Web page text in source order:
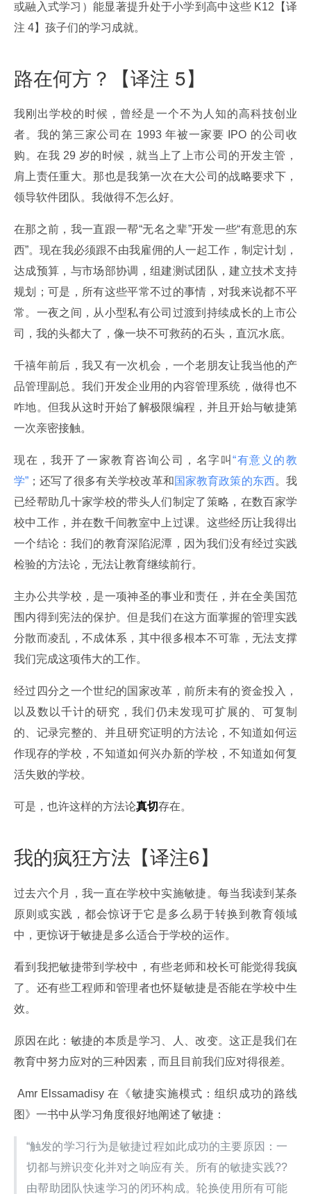
或融入式学习）能显著提升处于小学到高中这些 K12【译
注 4】孩子们的学习成就。
路在何方？【译注 5】
我刚出学校的时候，曾经是一个不为人知的高科技创业
者。我的第三家公司在 1993 年被一家要 IPO 的公司收
购。在我 29 岁的时候，就当上了上市公司的开发主管，
肩上责任重大。那也是我第一次在大公司的战略要求下，
领导软件团队。我做得不怎么好。
在那之前，我一直跟一帮“无名之辈”开发一些“有意思的东
西”。现在我必须跟不由我雇佣的人一起工作，制定计划，
达成预算，与市场部协调，组建测试团队，建立技术支持
规划；可是，所有这些平常不过的事情，对我来说都不平
常。一夜之间，从小型私有公司过渡到持续成长的上市公
司，我的头都大了，像一块不可救药的石头，直沉水底。
千禧年前后，我又有一次机会，一个老朋友让我当他的产
品管理副总。我们开发企业用的内容管理系统，做得也不
咋地。但我从这时开始了解极限编程，并且开始与敏捷第
一次亲密接触。
现在，我开了一家教育咨询公司，名字叫“有意义的教
学” ；还写了很多有关学校改革和国家教育政策的东西。我
已经帮助几十家学校的带头人们制定了策略，在数百家学
校中工作，并在数千间教室中上过课。这些经历让我得出
一个结论：我们的教育深陷泥潭，因为我们没有经过实践
检验的方法论，无法让教育继续前行。
主办公共学校，是一项神圣的事业和责任，并在全美国范
围内得到宪法的保护。但是我们在这方面掌握的管理实践
分散而凌乱，不成体系，其中很多根本不可靠，无法支撑
我们完成这项伟大的工作。
经过四分之一个世纪的国家改革，前所未有的资金投入，
以及数以千计的研究，我们仍未发现可扩展的、可复制
的、记录完整的、并且研究证明的方法论，不知道如何运
作现存的学校，不知道如何兴办新的学校，不知道如何复
活失败的学校。
可是，也许这样的方法论真切存在。
我的疯狂方法【译注6】
过去六个月，我一直在学校中实施敏捷。每当我读到某条
原则或实践，都会惊讶于它是多么易于转换到教育领域
中，更惊讶于敏捷是多么适合于学校的运作。
看到我把敏捷带到学校中，有些老师和校长可能觉得我疯
了。还有些工程师和管理者也怀疑敏捷是否能在学校中生
效。
原因在此：敏捷的本质是学习、人、改变。这正是我们在
教育中努力应对的三种因素，而且目前我们应对得很差。
Amr Elssamadisy 在《敏捷实施模式：组织成功的路线
图》一书中从学习角度很好地阐述了敏捷：
“触发的学习行为是敏捷过程如此成功的主要原因：一
切都与辨识变化并对之响应有关。所有的敏捷实践??
由帮助团队快速学习的闭环构成。轮换使用所有可能